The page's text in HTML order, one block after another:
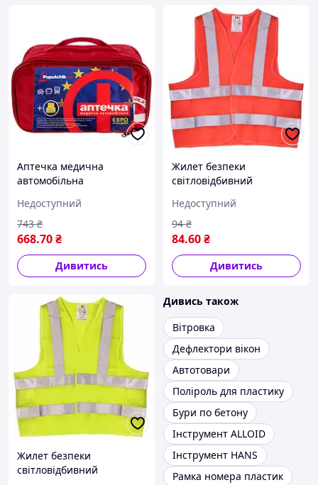
Аптечка медична
автомобільна
м'якому футлярі
Недоступний
668.70₴
743 ₴
Дивитись
Жилет безпеки
світловідбивний
XXL (помаранчевий)
Недоступний
84.60₴
94 ₴
Дивитись
Жилет безпеки
світловідбивний
Дивись також
Вітровка
Дефлектори вікон
Автотовари
Поліроль для пластику
Бури по бетону
Інструмент ALLOID
Інструмент HANS
Рамка номера пластик